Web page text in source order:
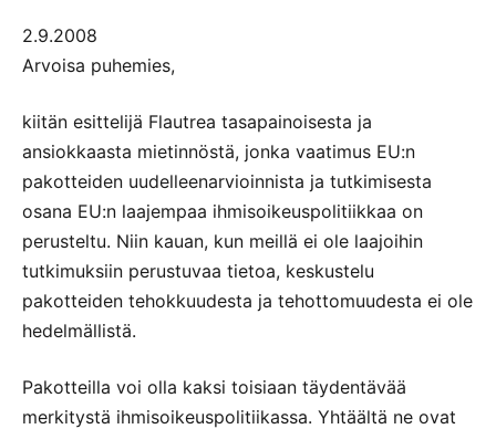
2.9.2008
Arvoisa puhemies,
kiitän esittelijä Flautrea tasapainoisesta ja
ansiokkaasta mietinnöstä, jonka vaatimus EU:n
pakotteiden uudelleenarvioinnista ja tutkimisesta
osana EU:n laajempaa ihmisoikeuspolitiikkaa on
perusteltu. Niin kauan, kun meillä ei ole laajoihin
tutkimuksiin perustuvaa tietoa, keskustelu
pakotteiden tehokkuudesta ja tehottomuudesta ei ole
hedelmällistä.
Pakotteilla voi olla kaksi toisiaan täydentävää
merkitystä ihmisoikeuspolitiikassa. Yhtäältä ne ovat